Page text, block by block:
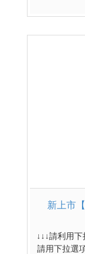
上），口
新上市
↓↓↓請利用
請用下拉選